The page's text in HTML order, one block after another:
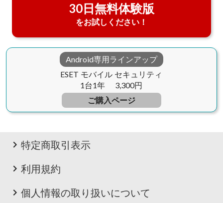
30日無料体験版
をお試しください！
Android専用ラインアップ
ESET モバイル セキュリティ
1台1年
3,300円
ご購入ページ
keyboard_arrow_right 特定商取引表示
keyboard_arrow_right 利用規約
keyboard_arrow_right 個人情報の取り扱いについて